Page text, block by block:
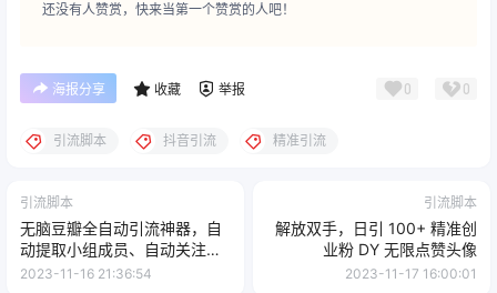
还没有人赞赏，快来当第一个赞赏的人吧！
海报分享 收藏 举报 0 0
引流脚本 抖音引流 精准引流
引流脚本
无脑豆瓣全自动引流神器，自
动提取小组成员、自动关注、
自动引流，日引 500+ 创业粉
2023-11-16 21:36:54
引流脚本
解放双手，日引 100+ 精准创
业粉 DY 无限点赞头像
2023-11-17 16:00:01